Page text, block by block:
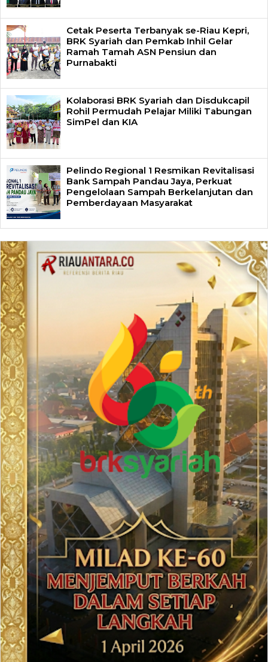
Cetak Peserta Terbanyak se-Riau Kepri,
BRK Syariah dan Pemkab Inhil Gelar
Ramah Tamah ASN Pensiun dan
Purnabakti
Kolaborasi BRK Syariah dan Disdukcapil
Rohil Permudah Pelajar Miliki Tabungan
SimPel dan KIA
Pelindo Regional 1 Resmikan Revitalisasi
Bank Sampah Pandau Jaya, Perkuat
Pengelolaan Sampah Berkelanjutan dan
Pemberdayaan Masyarakat